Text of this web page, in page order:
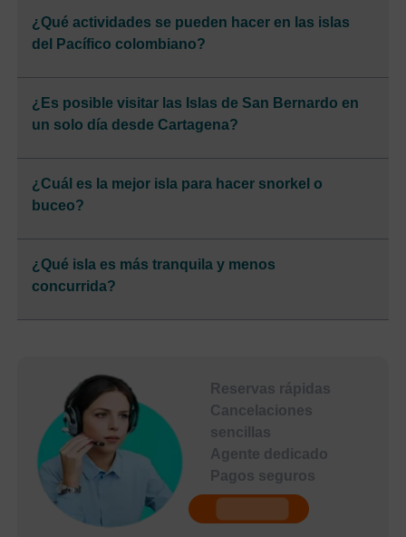
¿Qué actividades se pueden hacer en las islas
del Pacífico colombiano?
¿Es posible visitar las Islas de San Bernardo en
un solo día desde Cartagena?
¿Cuál es la mejor isla para hacer snorkel o
buceo?
¿Qué isla es más tranquila y menos
concurrida?
Reservas rápidas
Cancelaciones
sencillas
Agente dedicado
Pagos seguros